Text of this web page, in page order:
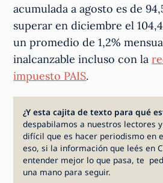
acumulada a agosto es de
superar en diciembre el
un promedio de 1,2%
inalcanzable incluso con la
impuesto PAIS.
¿Y esta cajita de texto para qué
despabilamos a nuestros lectores
difícil que es hacer periodismo en
eso, si la información que leés en
entender mejor lo que pasa, te
una mano para seguir.